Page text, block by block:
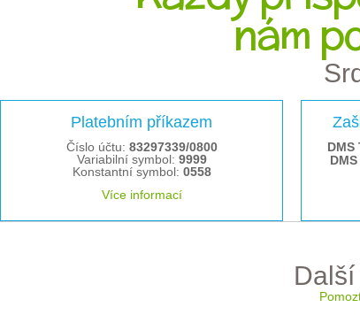
nám
Platebním příkazem
Číslo účtu: 83297339/0800
Variabilní symbol: 9999
Konstantní symbol: 0558
Více informací
DMS